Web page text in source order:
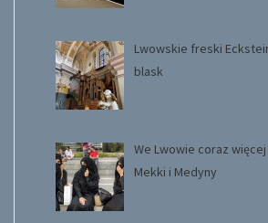
Lwowskie freski
blask
We Lwowie coraz
Mekki i Medyny